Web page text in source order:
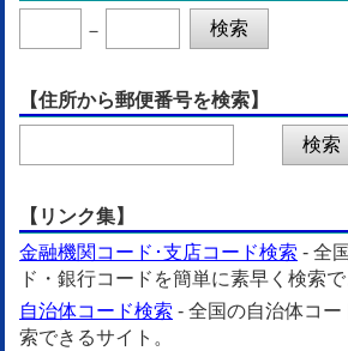
－
【住所から郵便番号を検索】
【リンク集】
金融機関コード･支店コード検索 - 全
ド・銀行コードを簡単に素早く検索で
自治体コード検索 - 全国の自治体コ
索できるサイト。